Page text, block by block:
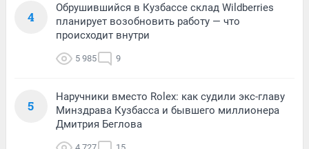
4
Обрушившийся в Кузбассе склад Wildberries
планирует возобновить работу — что
происходит внутри
5 985 9
5
Наручники вместо Rolex: как судили экс-главу
Минздрава Кузбасса и бывшего миллионера
Дмитрия Беглова